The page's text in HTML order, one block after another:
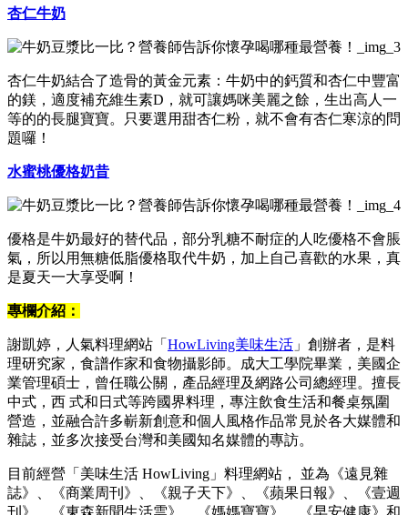
杏仁牛奶
杏仁牛奶結合了造骨的黃金元素：牛奶中的鈣質和杏仁中豐富
的鎂，適度補充維生素D，就可讓媽咪美麗之餘，生出高人一
等的的長腿寶寶。只要選用甜杏仁粉，就不會有杏仁寒涼的問
題囉！
水蜜桃優格奶昔
優格是牛奶最好的替代品，部分乳糖不耐症的人吃優格不會脹
氣，所以用無糖低脂優格取代牛奶，加上自己喜歡的水果，真
是夏天一大享受啊！
專欄介紹：
謝凱婷，人氣料理網站「 HowLiving美味生活 」創辦者，是料
理研究家，食譜作家和食物攝影師。成大工學院畢業，美國企
業管理碩士，曾任職公關，產品經理及網路公司總經理。擅長
中式，西 式和日式等跨國界料理，專注飲食生活和餐桌氛圍
營造，並融合許多嶄新創意和個人風格作品常見於各大媒體和
雜誌，並多次接受台灣和美國知名媒體的專訪。
目前經營「美味生活 HowLiving」料理網站， 並為《遠見雜
誌》、《商業周刊》、《親子天下》、《蘋果日報》、《壹週
刊》、《東森新聞生活雲》、《媽媽寶寶》、《早安健康》和